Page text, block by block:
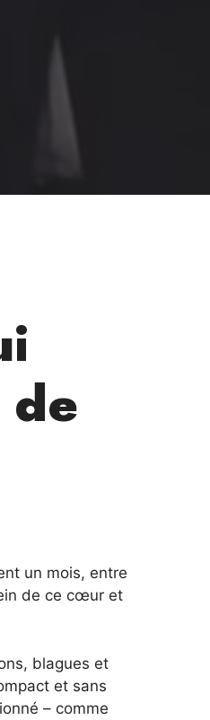
un mois, entre
de ce cœur et
blagues et
et sans
– comme